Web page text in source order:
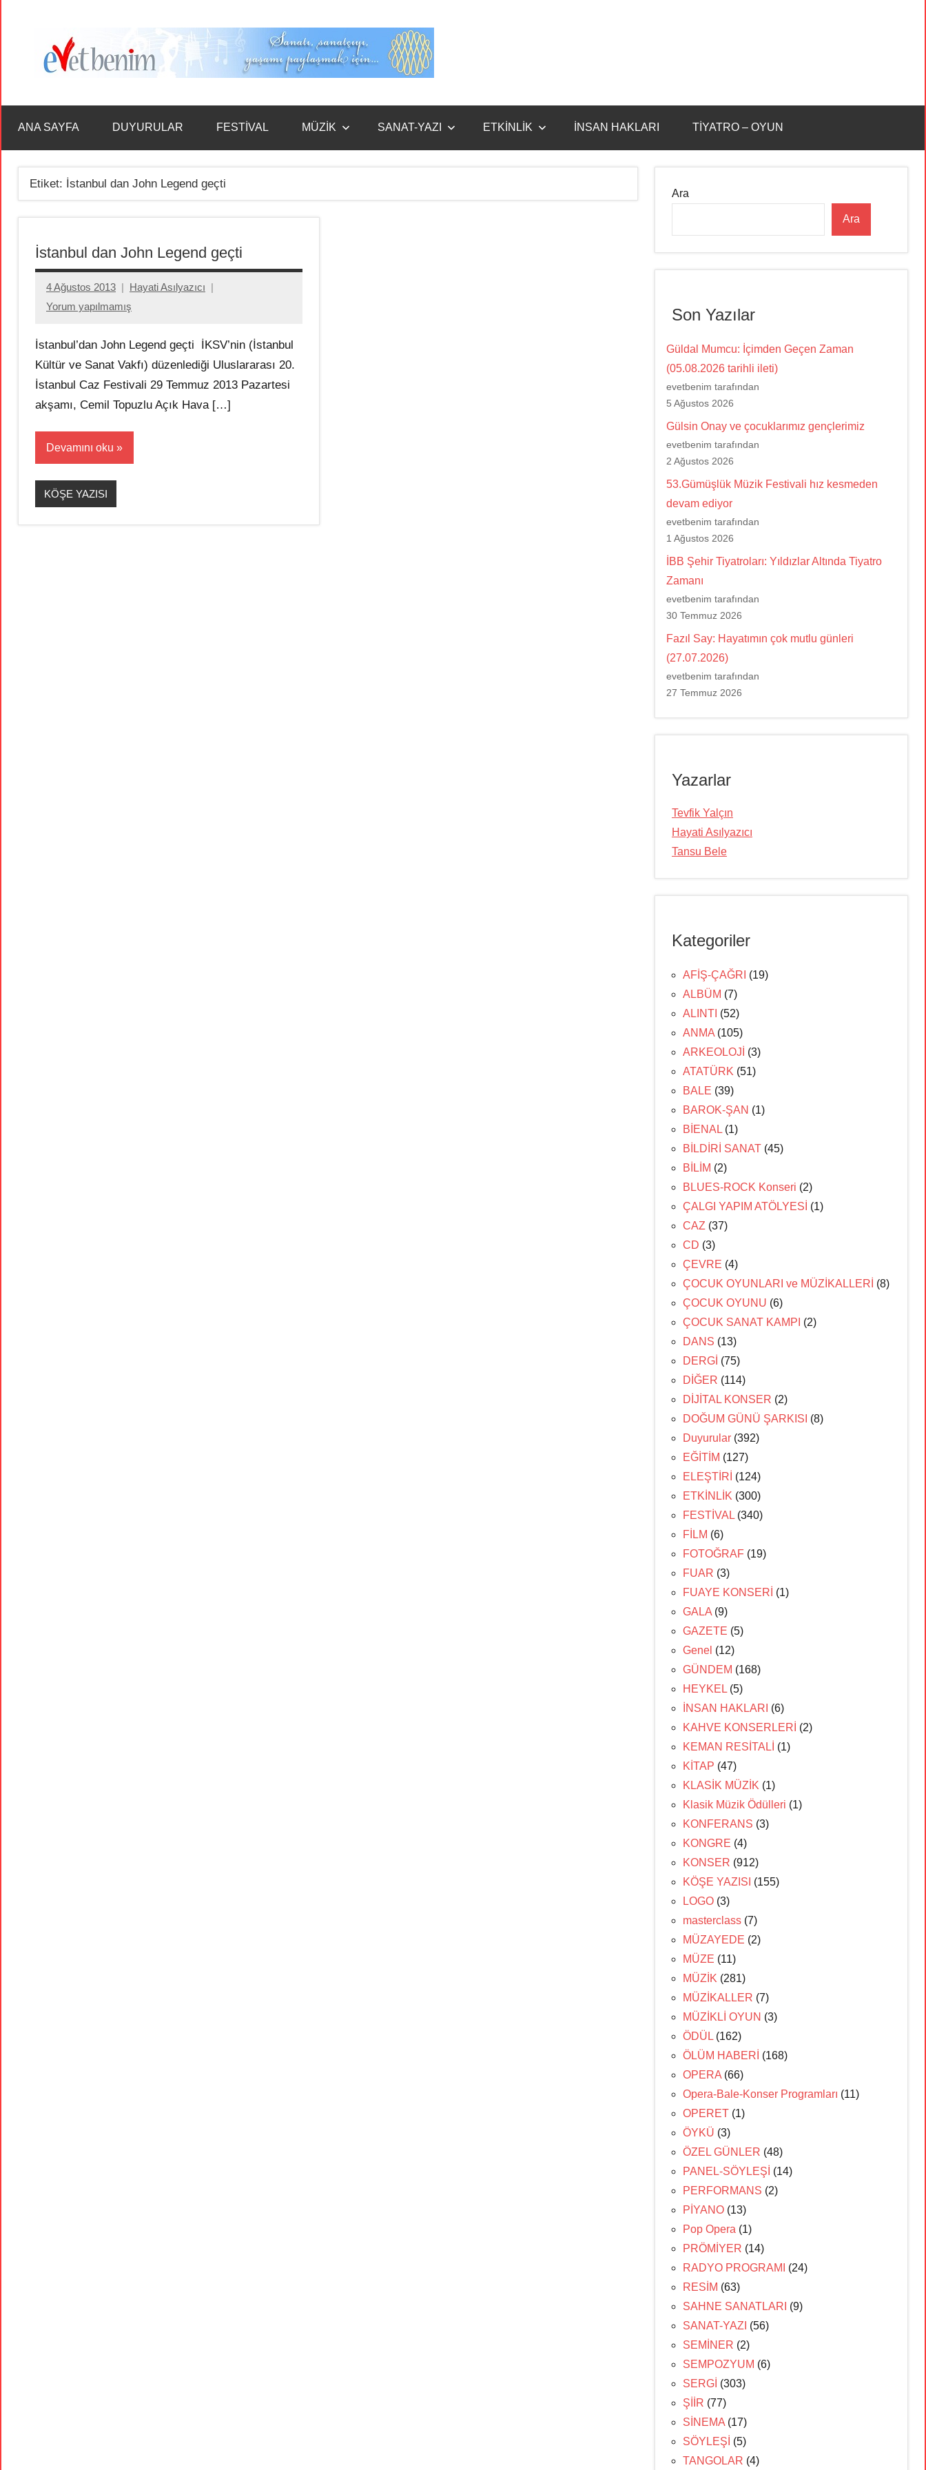
Benim
ANA SAYFA DUYURULAR FESTİVAL MÜZİK SANAT-YAZI ETKİNLİK İNSAN HAKLARI TİYATRO – OYUN
Etiket: İstanbul dan John Legend geçti
İstanbul dan John Legend geçti
4 Ağustos 2013
Hayati Asılyazıcı
Yorum yapılmamış
İstanbul’dan John Legend geçti İKSV’nin (İstanbul
Kültür ve Sanat Vakfı) düzenlediği Uluslararası 20.
İstanbul Caz Festivali 29 Temmuz 2013 Pazartesi
akşamı, Cemil Topuzlu Açık Hava […]
Devamını oku
KÖŞE YAZISI
Ara
Ara
Son Yazılar
Güldal Mumcu: İçimden Geçen Zaman
(05.08.2026 tarihli ileti)
evetbenim tarafından
5 Ağustos 2026
Gülsin Onay ve çocuklarımız gençlerimiz
evetbenim tarafından
2 Ağustos 2026
53.Gümüşlük Müzik Festivali hız kesmeden
devam ediyor
evetbenim tarafından
1 Ağustos 2026
İBB Şehir Tiyatroları: Yıldızlar Altında Tiyatro
Zamanı
evetbenim tarafından
30 Temmuz 2026
Fazıl Say: Hayatımın çok mutlu günleri
(27.07.2026)
evetbenim tarafından
27 Temmuz 2026
Yazarlar
Tevfik Yalçın
Hayati Asılyazıcı
Tansu Bele
Kategoriler
AFİŞ-ÇAĞRI (19)
ALBÜM (7)
ALINTI (52)
ANMA (105)
ARKEOLOJİ (3)
ATATÜRK (51)
BALE (39)
BAROK-ŞAN (1)
BİENAL (1)
BİLDİRİ SANAT (45)
BİLİM (2)
BLUES-ROCK Konseri (2)
ÇALGI YAPIM ATÖLYESİ (1)
CAZ (37)
CD (3)
ÇEVRE (4)
ÇOCUK OYUNLARI ve MÜZİKALLERİ (8)
ÇOCUK OYUNU (6)
ÇOCUK SANAT KAMPI (2)
DANS (13)
DERGİ (75)
DİĞER (114)
DİJİTAL KONSER (2)
DOĞUM GÜNÜ ŞARKISI (8)
Duyurular (392)
EĞİTİM (127)
ELEŞTİRİ (124)
ETKİNLİK (300)
FESTİVAL (340)
FİLM (6)
FOTOĞRAF (19)
FUAR (3)
FUAYE KONSERİ (1)
GALA (9)
GAZETE (5)
Genel (12)
GÜNDEM (168)
HEYKEL (5)
İNSAN HAKLARI (6)
KAHVE KONSERLERİ (2)
KEMAN RESİTALİ (1)
KİTAP (47)
KLASİK MÜZİK (1)
Klasik Müzik Ödülleri (1)
KONFERANS (3)
KONGRE (4)
KONSER (912)
KÖŞE YAZISI (155)
LOGO (3)
masterclass (7)
MÜZAYEDE (2)
MÜZE (11)
MÜZİK (281)
MÜZİKALLER (7)
MÜZİKLİ OYUN (3)
ÖDÜL (162)
ÖLÜM HABERİ (168)
OPERA (66)
Opera-Bale-Konser Programları (11)
OPERET (1)
ÖYKÜ (3)
ÖZEL GÜNLER (48)
PANEL-SÖYLEŞİ (14)
PERFORMANS (2)
PİYANO (13)
Pop Opera (1)
PRÖMİYER (14)
RADYO PROGRAMI
(24)
RESİM (63)
SAHNE SANATLARI (9)
SANAT-YAZI (56)
SEMİNER (2)
SEMPOZYUM (6)
SERGİ (303)
ŞİİR (77)
SİNEMA (17)
SÖYLEŞİ (5)
TANGOLAR (4)